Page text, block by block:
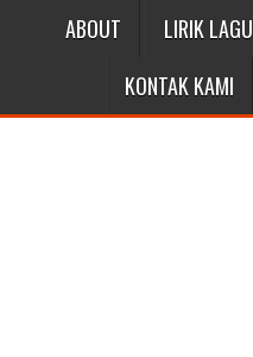
ABOUT LIRIK LAGU
KONTAK KAMI